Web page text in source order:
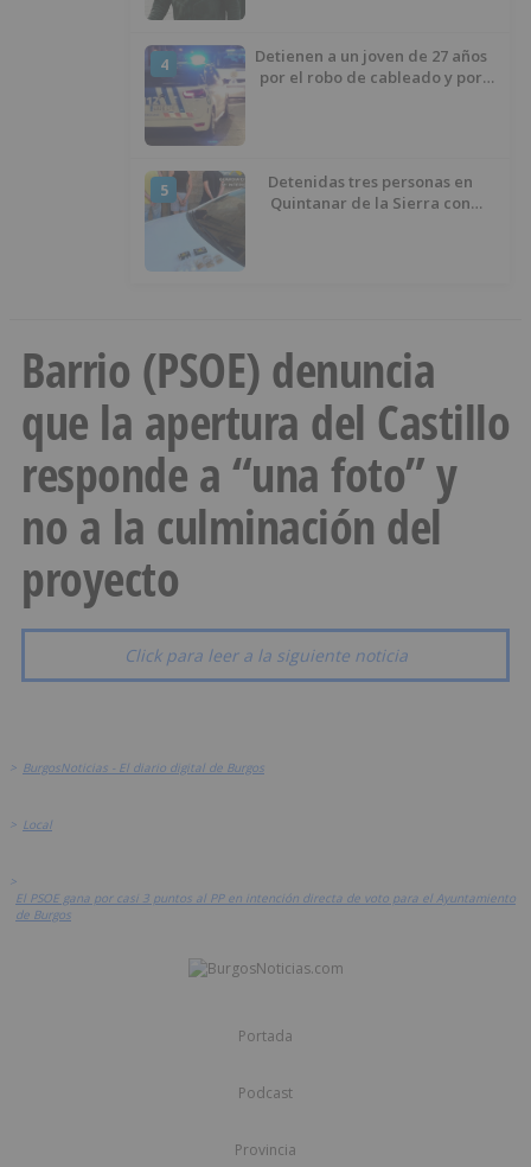
4
Detienen a un joven de 27 años
por el robo de cableado y por
5
Detenidas tres personas en
Quintanar de la Sierra con
Barrio (PSOE) denuncia
que la apertura del Castillo
responde a “una foto” y
no a la culminación del
proyecto
Click para leer a la siguiente noticia
> BurgosNoticias - El diario digital de Burgos
> Local
>
El PSOE gana por casi 3 puntos al PP en intención directa de voto para el Ayuntamiento
de Burgos
Portada
Podcast
Provincia